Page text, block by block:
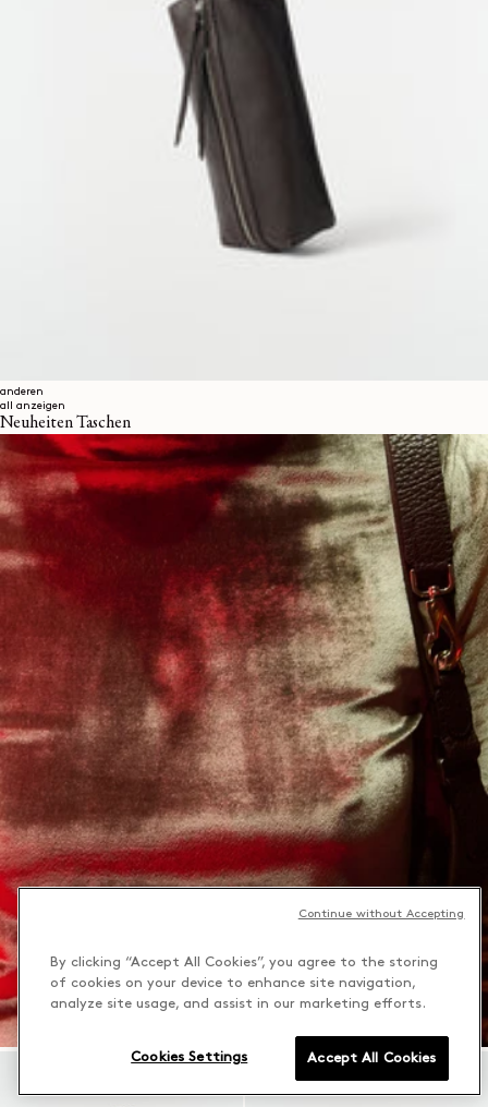
anderen
all anzeigen
Neuheiten Taschen
By clicking “Accept All Cookies”, you agree to the storing
of cookies on your device to enhance site navigation,
analyze site usage, and assist in our marketing efforts.
Accept All Cookies
Cookies Settings
Continue without Accepting